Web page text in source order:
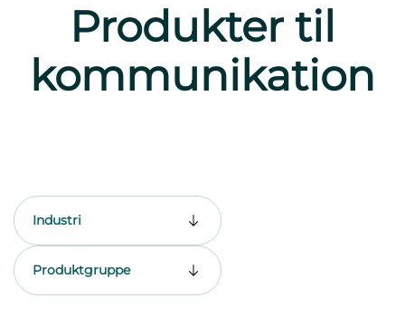
Produkter til
kommunikation